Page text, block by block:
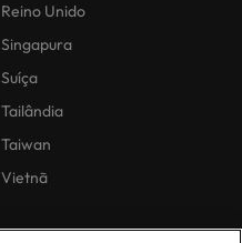
Reino Unido
Singapura
Suíça
Tailândia
Taiwan
Vietnã